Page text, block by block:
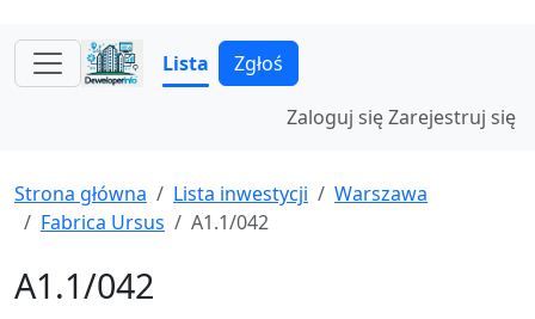
Lista Zgłoś
Zaloguj sięZarejestruj się
Strona główna Lista inwestycji
Warszawa
Fabrica Ursus
A1.1/042
A1.1/042